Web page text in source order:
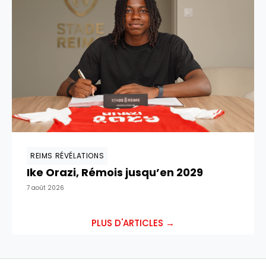
REIMS RÉVÉLATIONS
Ike Orazi, Rémois jusqu’en 2029
7 août 2026
PLUS D'ARTICLES →